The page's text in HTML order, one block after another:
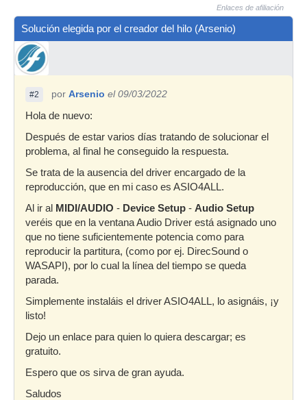
Enlaces de afiliación
Solución elegida por el creador del hilo (Arsenio)
#2 por Arsenio el 09/03/2022
Hola de nuevo:
Después de estar varios días tratando de solucionar el
problema, al final he conseguido la respuesta.
Se trata de la ausencia del driver encargado de la
reproducción, que en mi caso es ASIO4ALL.
Al ir al
MIDI/AUDIO - Device Setup - Audio Setup
veréis que en la ventana Audio Driver está asignado uno
que no tiene suficientemente potencia como para
reproducir la partitura, (como por ej. DirecSound o
WASAPI), por lo cual la línea del tiempo se queda
parada.
Simplemente instaláis el driver ASIO4ALL, lo asignáis, ¡y
listo!
Dejo un enlace para quien lo quiera descargar; es
gratuito.
Espero que os sirva de gran ayuda.
Saludos